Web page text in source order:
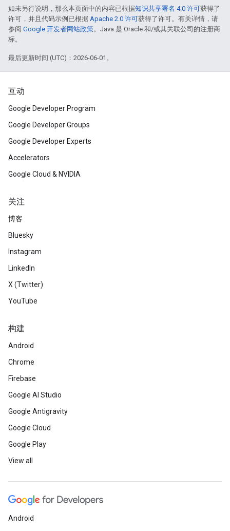
如未另行说明，那么本页面中的内容已根据知识共享署名 4.0 许可获得了
许可，并且代码示例已根据 Apache 2.0 许可获得了许可。有关详情，请
参阅 Google 开发者网站政策。Java 是 Oracle 和/或其关联公司的注册商
标。
最后更新时间 (UTC)：2026-06-01。
互动
Google Developer Program
Google Developer Groups
Google Developer Experts
Accelerators
Google Cloud & NVIDIA
关注
博客
Bluesky
Instagram
LinkedIn
X (Twitter)
YouTube
构建
Android
Chrome
Firebase
Google AI Studio
Google Antigravity
Google Cloud
Google Play
View all
Android